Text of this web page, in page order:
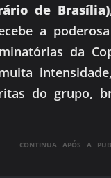
de Brasília)
a poderosa
da
do grupo,
CONTINUA APÓS A